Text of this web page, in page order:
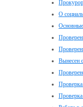
О
Основные
Вынесен
Проверка
Проверка